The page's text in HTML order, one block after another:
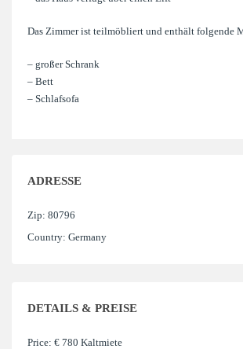
Das Zimmer ist teilmöbliert und enthält folgende
– großer Schrank
– Bett
– Schlafsofa
ADRESSE
Zip: 80796
Country: Germany
DETAILS & PREISE
Price: € 780 Kaltmiete